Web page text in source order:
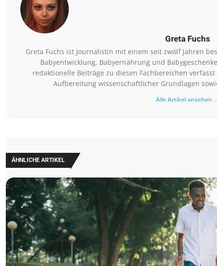
Greta Fuchs
Greta Fuchs ist Journalistin mit einem seit zwölf Jahren
Babyentwicklung, Babyernährung und
redaktionelle Beiträge zu diesen Fachbereichen
Aufbereitung wissenschaftlicher Grundlagen
Alle Artikel ansehen
ÄHNLICHE ARTIKEL